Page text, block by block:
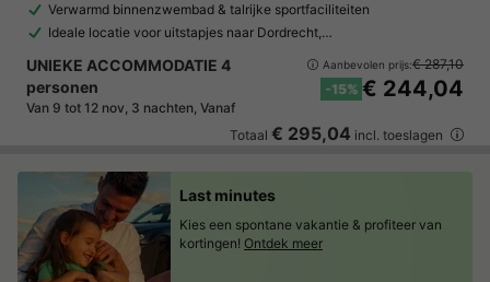
Verwarmd binnenzwembad & talrijke sportfaciliteiten
Ideale locatie voor uitstapjes naar Dordrecht,…
UNIEKE ACCOMMODATIE 4
personen
Van 9 tot 12 nov, 3 nachten, Vanaf
Aanbevolen prijs:€ 287,10
-15% € 244,04
Totaal € 295,04 incl. toeslagen
Last minutes
Kies een spontane vakantie & profiteer van
kortingen! Ontdek meer